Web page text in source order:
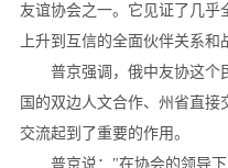
友谊协会之一。它见证了几乎
上升到互信的全面伙伴关系
普京强调，俄中友协这个
国的双边人文合作、州省直
交流起到了重要的作用。
普京说："在协会的领导下